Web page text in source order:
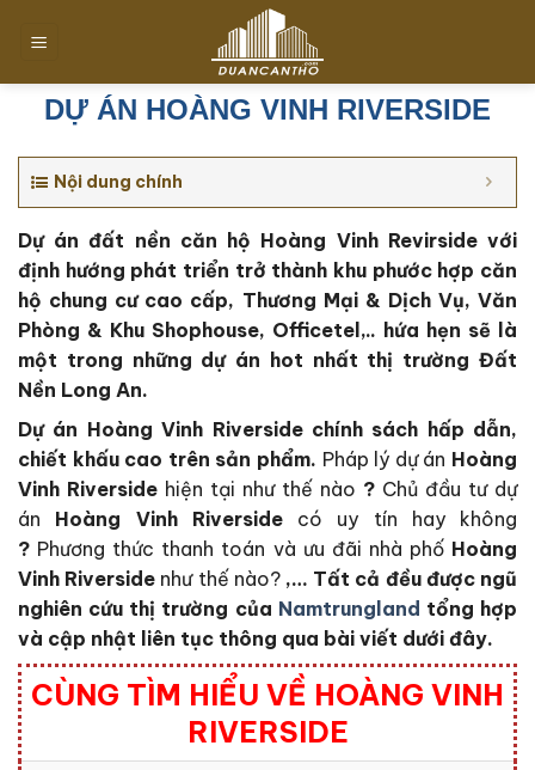
đến
DỰ ÁN HOÀNG VINH RIVERSIDE
Nội dung chính
Dự án đất nền căn hộ Hoàng Vinh Revirside với
định hướng phát triển trở thành khu phước hợp căn
hộ chung cư cao cấp, Thương Mại & Dịch Vụ, Văn
Phòng & Khu Shophouse, Officetel,.. hứa hẹn sẽ là
một trong những dự án hot nhất thị trường Đất
Nền Long An.
Dự án Hoàng Vinh Riverside chính sách hấp dẫn,
chiết khấu cao trên sản phẩm. Pháp lý dự án Hoàng
Vinh Riverside hiện tại như thế nào ? Chủ đầu tư dự
án Hoàng Vinh Riverside có uy tín hay không
? Phương thức thanh toán và ưu đãi nhà phố Hoàng
Vinh Riverside như thế nào? ,… Tất cả đều được ngũ
nghiên cứu thị trường của Namtrungland tổng hợp
và cập nhật liên tục thông qua bài viết dưới đây.
CÙNG TÌM HIỂU VỀ HOÀNG VINH
RIVERSIDE